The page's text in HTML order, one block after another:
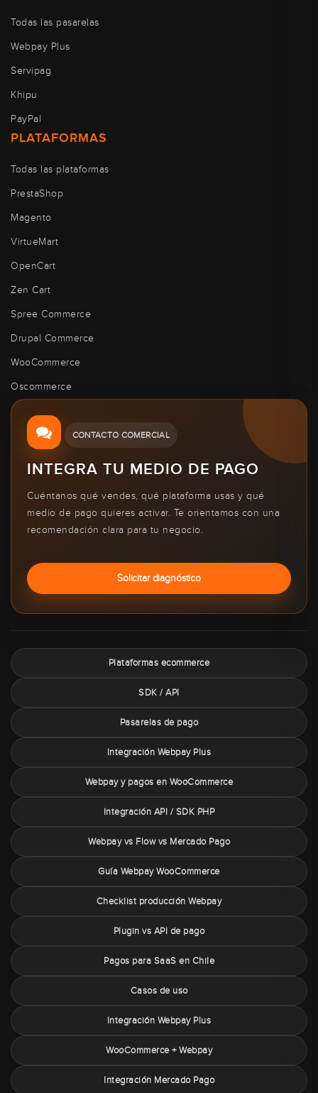
Todas las pasarelas
Webpay Plus
Servipag
Khipu
PayPal
PLATAFORMAS
Todas las plataformas
PrestaShop
Magento
VirtueMart
OpenCart
Zen Cart
Spree Commerce
Drupal Commerce
WooCommerce
Oscommerce
CONTACTO COMERCIAL
INTEGRA TU MEDIO DE PAGO
Cuéntanos qué vendes, qué plataforma usas y qué
medio de pago quieres activar. Te orientamos con una
recomendación clara para tu negocio.
Solicitar diagnóstico
Plataformas ecommerce
SDK / API
Pasarelas de pago
Integración Webpay Plus
Webpay y pagos en WooCommerce
Integración API / SDK PHP
Webpay vs Flow vs Mercado Pago
Guía Webpay WooCommerce
Checklist producción Webpay
Plugin vs API de pago
Pagos para SaaS en Chile
Casos de uso
Integración Webpay Plus
WooCommerce + Webpay
Integración Mercado Pago